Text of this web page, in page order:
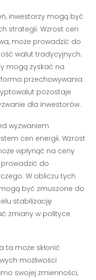
inwestorzy mogą być
strategii. Wzrost cen
może prowadzić do
walut tradycyjnych.
mogą zyskać na
przechowywania
pozostaje
dla inwestorów.
wyzwaniem
cen energii. Wzrost
wpłynąć na ceny
prowadzić do
W obliczu tych
być zmuszone do
stabilizację
zmiany w polityce
ta może skłonić
możliwości
swojej zmienności,